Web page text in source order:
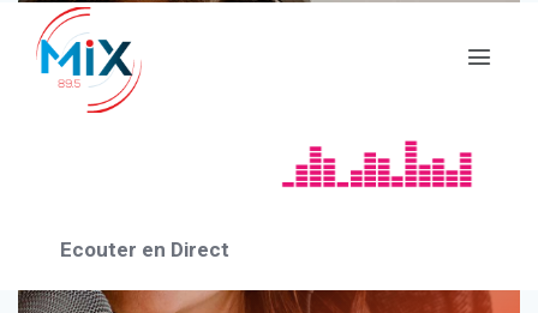
Ecouter en Direct
Au coeur de la
parentalité